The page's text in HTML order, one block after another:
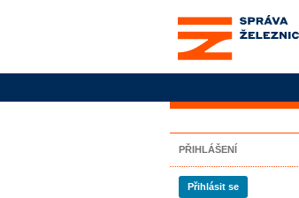
Správa železnic, státní
organizace
PŘIHLÁŠENÍ
Přihlásit se